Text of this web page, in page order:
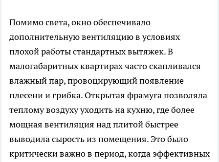
Помимо света, окно обеспечивало
дополнительную вентиляцию в условиях
плохой работы стандартных вытяжек. В
малогабаритных квартирах часто скапливался
влажный пар, провоцирующий появление
плесени и грибка. Открытая фрамуга позволяла
теплому воздуху уходить на кухню, где более
мощная вентиляция над плитой быстрее
выводила сырость из помещения. Это было
критически важно в период, когда эффективных